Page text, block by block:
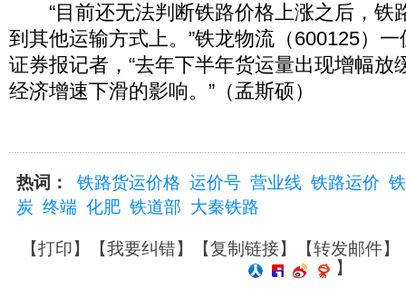
“目前还无法判断铁路价格上涨之后，铁
到其他运输方式上。”铁龙物流（600125）
证券报记者，“去年下半年货运量出现增幅放
经济增速下滑的影响。”（孟斯硕）
热词： 铁路货运价格 运价号 营业线 铁路运价
炭 终端 化肥 铁道部 大秦铁路
【打印】【我要纠错】【复制链接】【转发邮件】
】